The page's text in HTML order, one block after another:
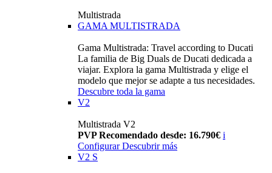
Multistrada
GAMA MULTISTRADA
Gama Multistrada: Travel according to Ducati
La familia de Big Duals de Ducati dedicada a
viajar. Explora la gama Multistrada y elige el
modelo que mejor se adapte a tus necesidades.
Descubre toda la gama
V2
Multistrada V2
PVP Recomendado desde: 16.790€ i
Configurar Descubrir más
V2 S